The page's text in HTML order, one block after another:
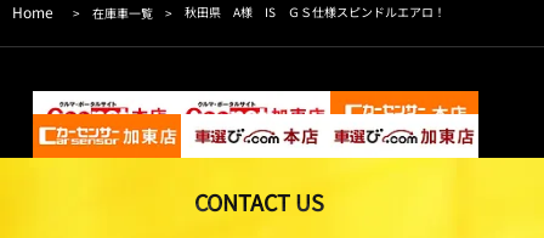
Home > 在庫車一覧 > 秋田県 A様 IS ＧＳ仕様スピンドルエアロ！
CONTACT US